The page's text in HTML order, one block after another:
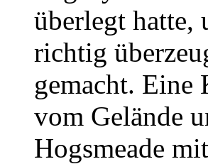
überlegt hatte,
richtig
gemacht. Eine
vom Gelände
Hogsmeade